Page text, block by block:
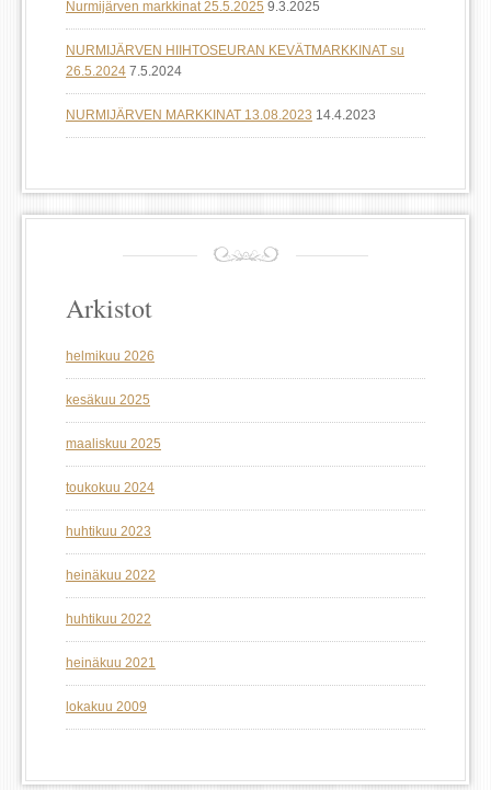
Nurmijärven markkinat 25.5.2025 9.3.2025
NURMIJÄRVEN HIIHTOSEURAN KEVÄTMARKKINAT su
26.5.2024 7.5.2024
NURMIJÄRVEN MARKKINAT 13.08.2023 14.4.2023
Arkistot
helmikuu 2026
kesäkuu 2025
maaliskuu 2025
toukokuu 2024
huhtikuu 2023
heinäkuu 2022
huhtikuu 2022
heinäkuu 2021
lokakuu 2009